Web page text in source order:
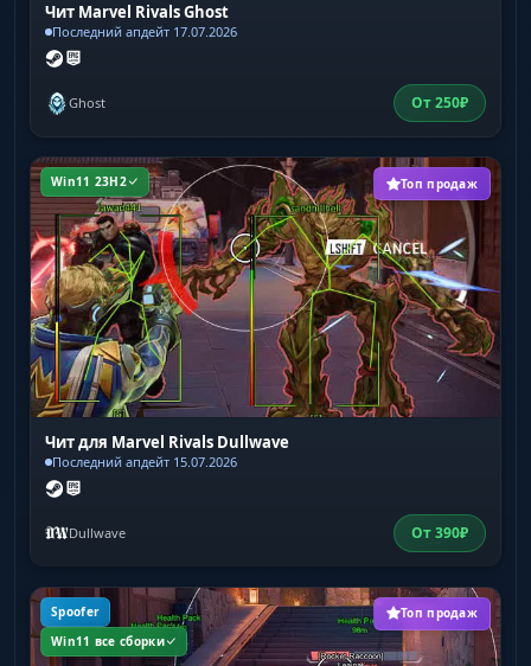
Чит Marvel Rivals Ghost
Последний апдейт 17.07.2026
Ghost От250₽
Win11 23H2 Топ продаж
Чит для Marvel Rivals Dullwave
Последний апдейт 15.07.2026
Dullwave От390₽
Spoofer
Win11 все сборки
Топ продаж